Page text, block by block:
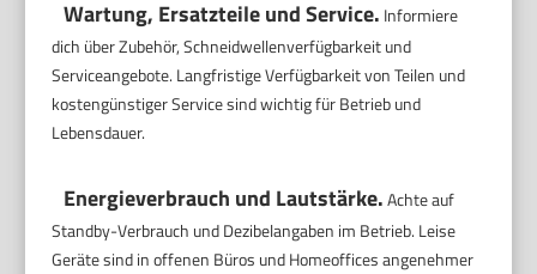
Wartung, Ersatzteile und Service. Informiere
dich über Zubehör, Schneidwellenverfügbarkeit und
Serviceangebote. Langfristige Verfügbarkeit von Teilen und
kostengünstiger Service sind wichtig für Betrieb und
Lebensdauer.
Energieverbrauch und Lautstärke.Achte auf
Standby-Verbrauch und Dezibelangaben im Betrieb. Leise
Geräte sind in offenen Büros und Homeoffices angenehmer